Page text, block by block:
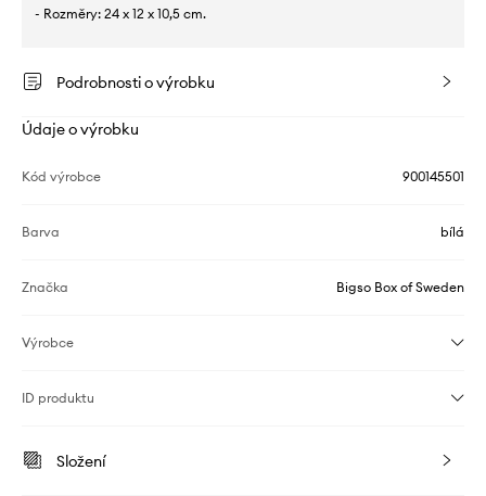
- Rozměry: 24 x 12 x 10,5 cm.
Podrobnosti o výrobku
Údaje o výrobku
Kód výrobce 900145501
Barva bílá
Značka Bigso Box of Sweden
Výrobce
ID produktu
Složení